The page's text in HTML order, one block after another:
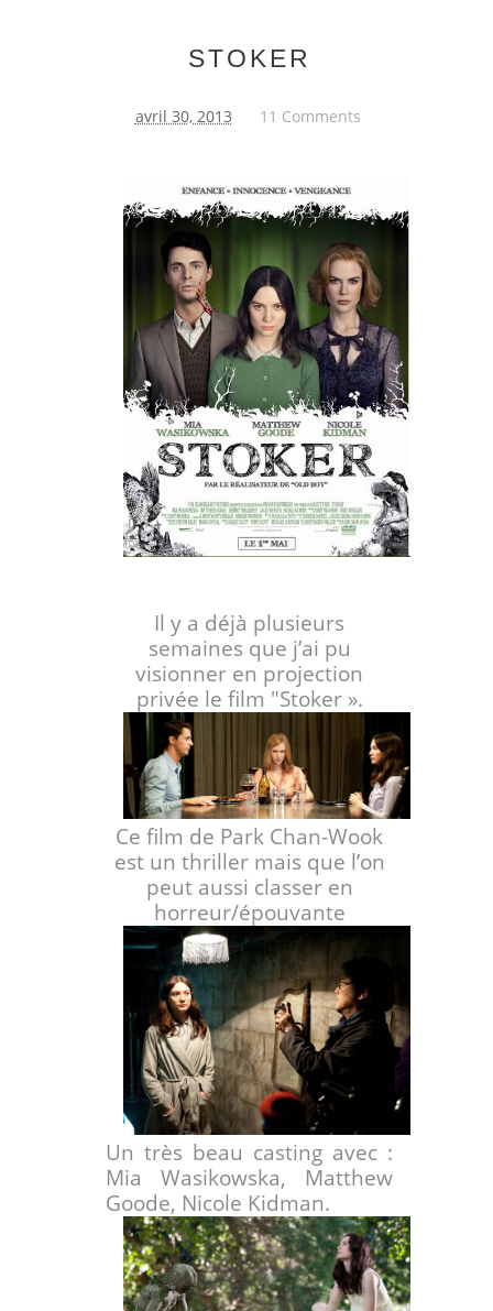
STOKER
avril 30, 2013 11 Comments
Il y a déjà plusieurs
semaines que j’ai pu
visionner en projection
privée le film "Stoker ».
Ce film de Park Chan-Wook
est un thriller mais que l’on
peut aussi classer en
horreur/épouvante
Un très beau casting avec :
Mia Wasikowska, Matthew
Goode, Nicole Kidman.